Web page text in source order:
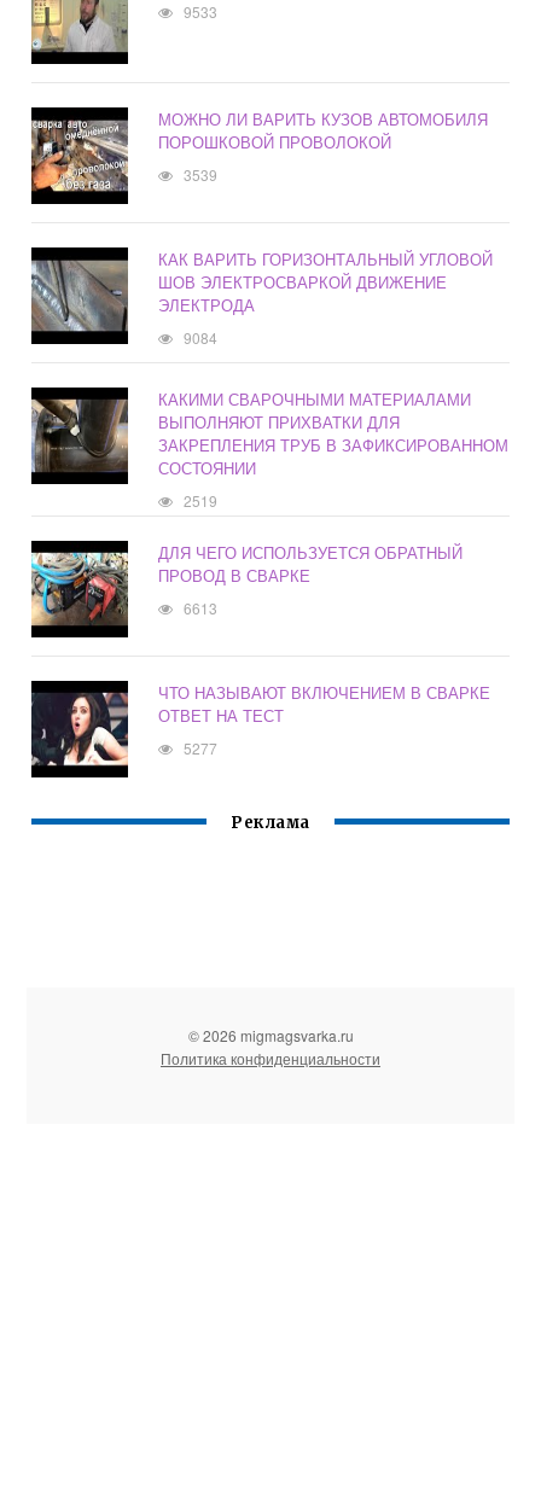
9533
МОЖНО ЛИ ВАРИТЬ КУЗОВ АВТОМОБИЛЯ
ПОРОШКОВОЙ ПРОВОЛОКОЙ
3539
КАК ВАРИТЬ ГОРИЗОНТАЛЬНЫЙ УГЛОВОЙ
ШОВ ЭЛЕКТРОСВАРКОЙ ДВИЖЕНИЕ
ЭЛЕКТРОДА
9084
КАКИМИ СВАРОЧНЫМИ МАТЕРИАЛАМИ
ВЫПОЛНЯЮТ ПРИХВАТКИ ДЛЯ
ЗАКРЕПЛЕНИЯ ТРУБ В ЗАФИКСИРОВАННОМ
СОСТОЯНИИ
2519
ДЛЯ ЧЕГО ИСПОЛЬЗУЕТСЯ ОБРАТНЫЙ
ПРОВОД В СВАРКЕ
6613
ЧТО НАЗЫВАЮТ ВКЛЮЧЕНИЕМ В СВАРКЕ
ОТВЕТ НА ТЕСТ
5277
Реклама
© 2026 migmagsvarka.ru
Политика конфиденциальности